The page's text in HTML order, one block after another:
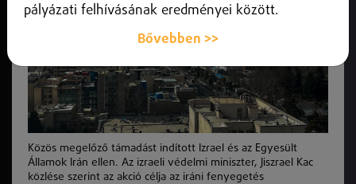
Közös megelőző támadást indított Izrael és az Egyesült
Államok Irán ellen. Az izraeli védelmi miniszter,
Jiszrael Kac
közlése szerint az akció célja az iráni fenyegetés
pályázati felhívásának eredményei között.
Bővebben >>